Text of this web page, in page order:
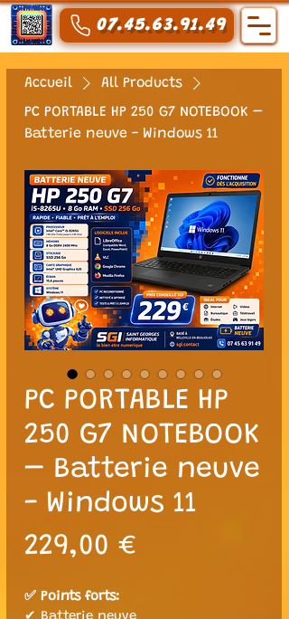
07.45.63.91.49
Accueil
All Products
PC PORTABLE HP 250 G7 NOTEBOOK –
Batterie neuve - Windows 11
PC PORTABLE HP
250 G7 NOTEBOOK
– Batterie neuve
- Windows 11
229,00 €
✅ Points forts: